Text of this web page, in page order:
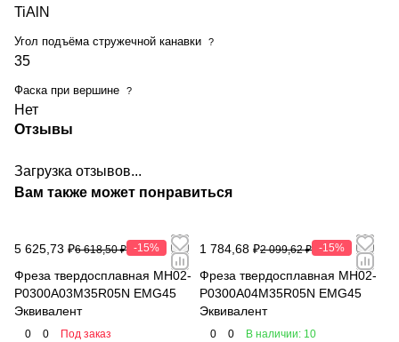
TiAlN
Угол подъёма стружечной канавки ?
35
Фаска при вершине ?
Нет
Отзывы
Загрузка отзывов...
Вам также может понравиться
5 625,73 ₽6 618,50 ₽ -15%
Фреза твердосплавная MH02-
P0300A03M35R05N EMG45
Эквивалент
0 0 Под заказ
1 784,68 ₽2 099,62 ₽ -15%
Фреза твердосплавная MH02-
P0300A04M35R05N EMG45
Эквивалент
0 0 В наличии: 10